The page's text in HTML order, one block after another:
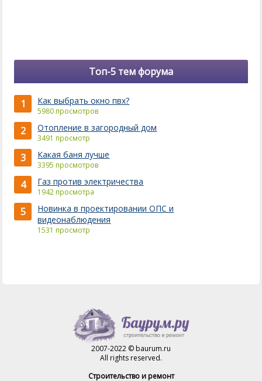
Топ-5 тем форума
1 Как выбрать окно пвх?
5980 просмотров
2 Отопление в загородный дом
3491 просмотр
3 Какая баня лучше
3395 просмотров
4 Газ против электричества
1942 просмотра
5
Новинка в проектировании ОПС и
видеонаблюдения
1531 просмотр
2007-2022 © baurum.ru
All rights reserved.
Строительство и ремонт